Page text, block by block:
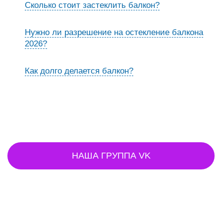
Сколько стоит застеклить балкон?
Нужно ли разрешение на остекление балкона
2026?
Как долго делается балкон?
НАША ГРУППА VK